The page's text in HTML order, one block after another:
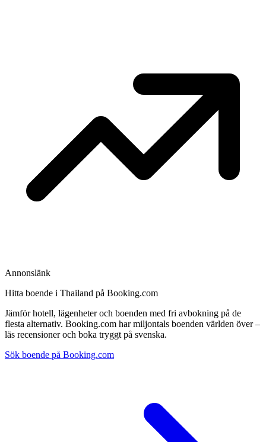
Annonslänk
Hitta boende i Thailand på Booking.com
Jämför hotell, lägenheter och boenden med fri avbokning på de
flesta alternativ. Booking.com har miljontals boenden världen över –
läs recensioner och boka tryggt på svenska.
Sök boende på Booking.com